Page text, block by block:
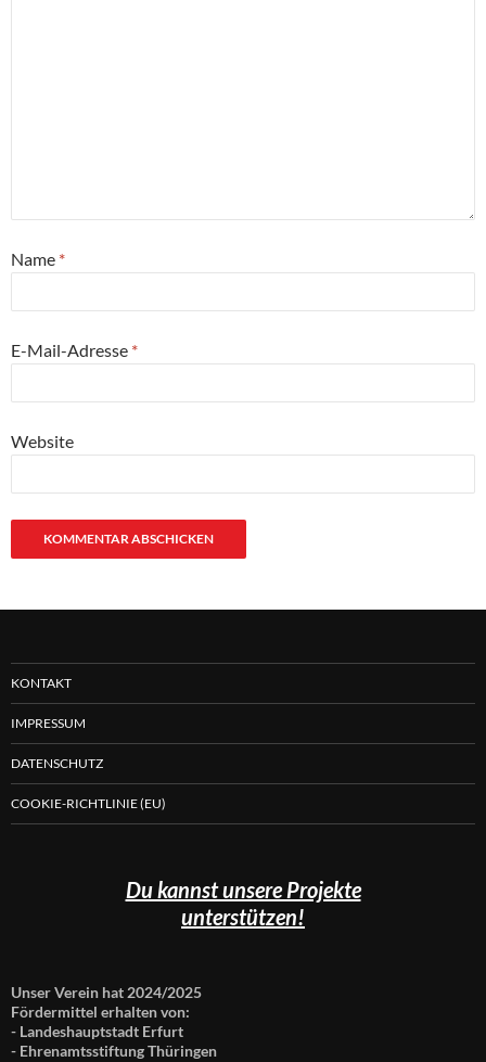
Name *
E-Mail-Adresse *
Website
KONTAKT
IMPRESSUM
DATENSCHUTZ
COOKIE-RICHTLINIE (EU)
Du kannst unsere Projekte
unterstützen!
Unser Verein hat 2024/2025
Fördermittel erhalten von:
- Landeshauptstadt Erfurt
- Ehrenamtsstiftung Thüringen